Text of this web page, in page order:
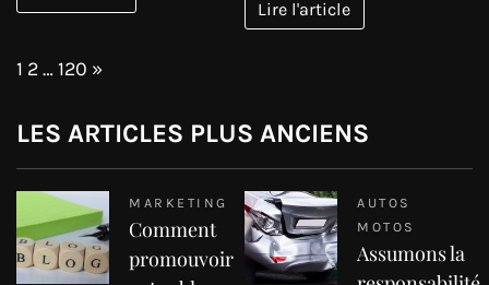
Lire l'article
Page:
1 2…120 Next
»
LES ARTICLES PLUS ANCIENS
MARKETING
Comment
promouvoir
AUTOS
MOTOS
Assumons la